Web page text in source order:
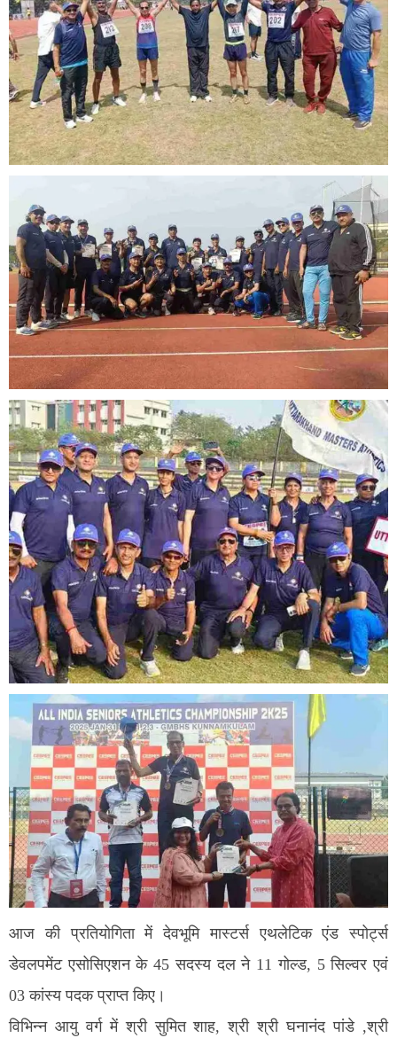
आज की प्रतियोगिता में देवभूमि मास्टर्स एथलेटिक एंड स्पोर्ट्स
डेवलपमेंट एसोसिएशन के 45 सदस्य दल ने 11 गोल्ड, 5 सिल्वर एवं
03 कांस्य पदक प्राप्त किए।
विभिन्न आयु वर्ग में श्री सुमित शाह, श्री श्री घनानंद पांडे ,श्री